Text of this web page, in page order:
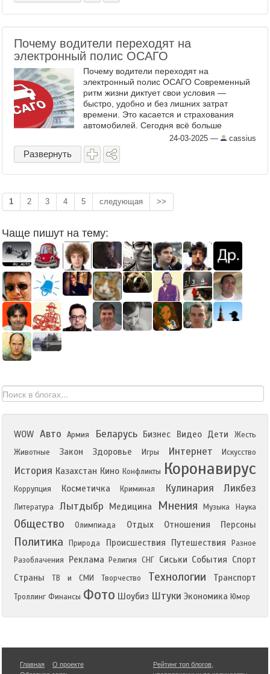
Почему водители переходят на
электронный полис ОСАГО
Почему водители переходят на
электронный полис ОСАГО Современный
ритм жизни диктует свои условия —
быстро, удобно и без лишних затрат
времени. Это касается и страхования
автомобилей. Сегодня всё больше
автомобилистов отказываются от
бумажных бланков в пользу цифровых
решений. ...
24-03-2025 — cassius
Развернуть
1 2 3 4 5 следующая >>
Чаще пишут на тему:
WOW Авто Армия Беларусь Бизнес Видео Дети
Жесть
Животные
Закон Здоровье Игры Интернет Искусство
История Казахстан Кино Конфликты Коронавирус
Коррупция Косметичка Криминал Кулинария Ликбез
Литература Лытдыбр Медицина Мнения Музыка Наука
Общество Олимпиада Отдых Отношения Персоны
Политика Природа Происшествия Путешествия
Разное
Разоблачения
Реклама Религия СНГ Сиськи События Спорт
Страны
ТВ и СМИ Творчество Технологии Транспорт
Троллинг Финансы Фото Шоубиз Штуки Экономика Юмор
Главная
О проекте
Рейтинг топ блогов